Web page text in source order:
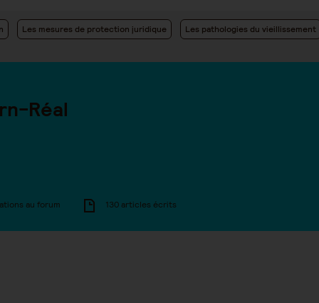
Les mesures de protection juridique Les pathologies du vieillissement
Réal
au forum 130 articles écrits